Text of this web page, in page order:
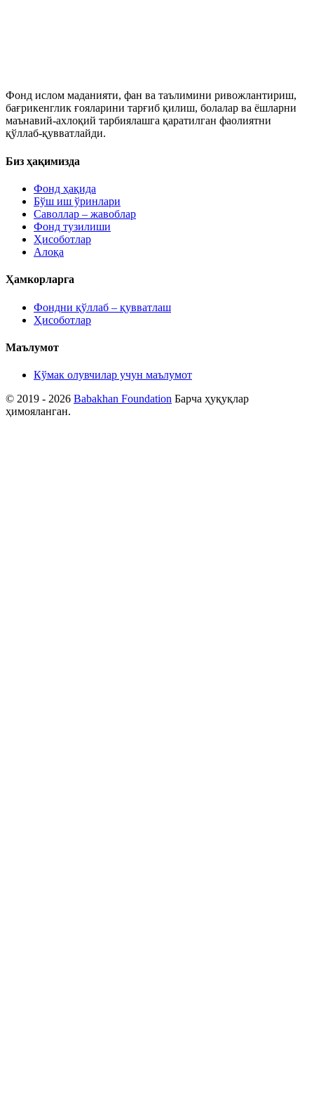
Фонд ислом маданияти, фан ва таълимини ривожлантириш,
бағрикенглик ғояларини тарғиб қилиш, болалар ва ёшларни
маънавий-ахлоқий тарбиялашга қаратилган фаолиятни
қўллаб-қувватлайди.
Биз ҳақимизда
Фонд ҳақида
Бўш иш ўринлари
Саволлар – жавоблар
Фонд тузилиши
Ҳисоботлар
Алоқа
Ҳамкорларга
Фондни қўллаб – қувватлаш
Ҳисоботлар
Маълумот
Кўмак олувчилар учун маълумот
© 2019 - 2026 Babakhan Foundation Барча ҳуқуқлар
ҳимояланган.